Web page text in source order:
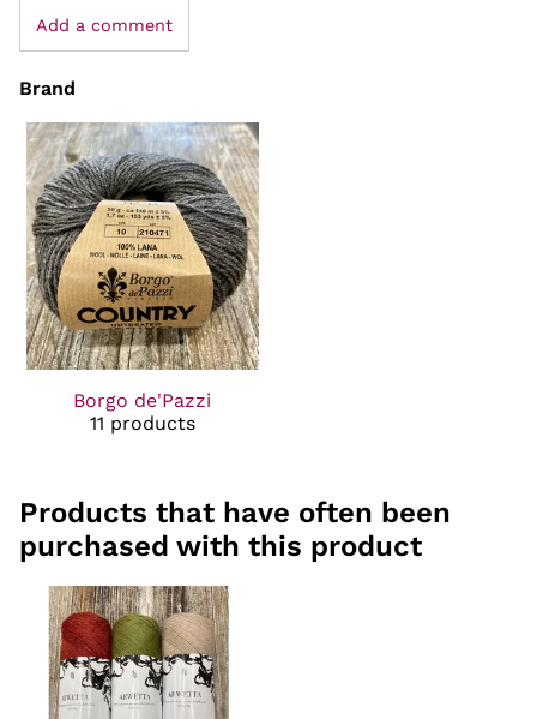
Add a comment
Brand
Borgo de'Pazzi
11 products
Products that have often been
purchased with this product